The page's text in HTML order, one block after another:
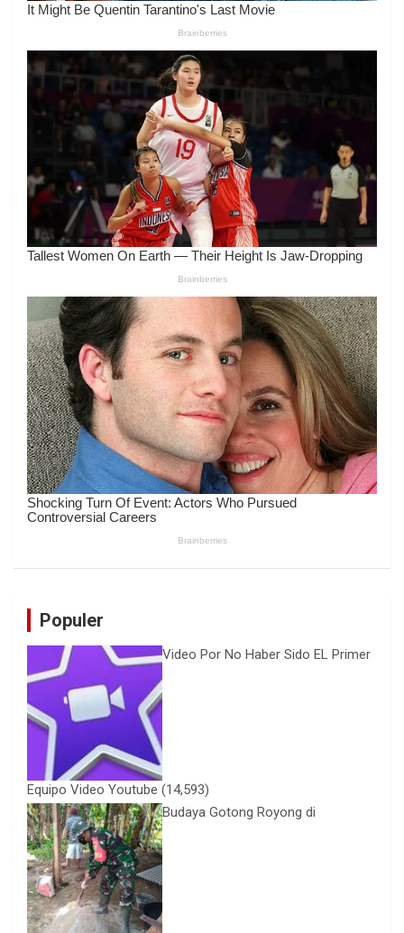
Populer
Video Por No Haber Sido EL Primer
Equipo Video Youtube (14,593)
Budaya Gotong Royong di